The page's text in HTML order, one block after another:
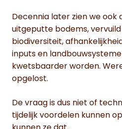
Decennia later zien we ook
uitgeputte bodems,
biodiversiteit,
inputs en
kwetsbaarder worden.
opgelost.
De vraag is dus niet of
tijdelijk voordelen kunnen